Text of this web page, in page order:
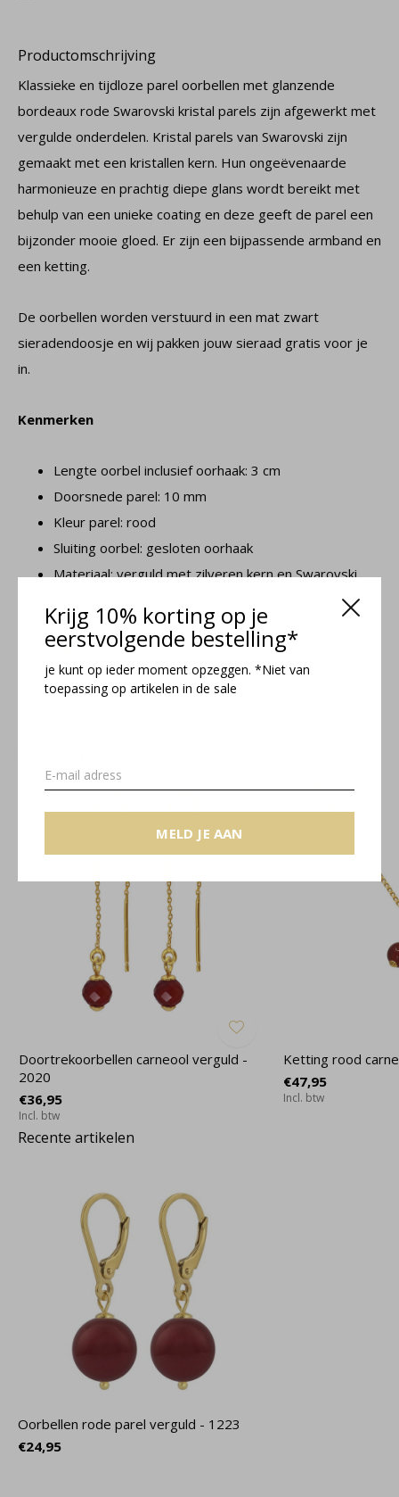
Krijg 10% korting op je
eerstvolgende bestelling*
je kunt op ieder moment opzeggen. *Niet van
toepassing op artikelen in de sale
MELD JE AAN
Productomschrijving
Klassieke en tijdloze parel oorbellen met glanzende
bordeaux rode Swarovski kristal parels zijn afgewerkt met
vergulde onderdelen. Kristal parels van Swarovski zijn
gemaakt met een kristallen kern. Hun ongeëvenaarde
harmonieuze en prachtig diepe glans wordt bereikt met
behulp van een unieke coating en deze geeft de parel een
bijzonder mooie gloed. Er zijn een bijpassende armband en
een ketting.
De oorbellen worden verstuurd in een mat zwart
sieradendoosje en wij pakken jouw sieraad gratis voor je
in.
Kenmerken
Lengte oorbel inclusief oorhaak: 3 cm
Doorsnede parel: 10 mm
Kleur parel: rood
Sluiting oorbel: gesloten oorhaak
Materiaal: verguld met zilveren kern en Swarovski
Noa collectie
Doortrekoorbellen carneool verguld -
2020
€36,95
Incl. btw
Ketting rood
€47,95
Incl. btw
Recente artikelen
Oorbellen rode parel verguld - 1223
€24,95